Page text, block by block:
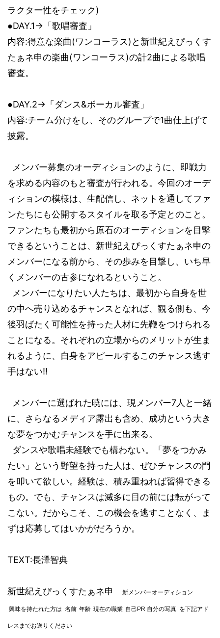
ラクター性をチェック)
●DAY.1→ 「歌唱審査」
内容:得意な楽曲 (ワンコーラス) と新世紀えぴっくす
たぁネ申の楽曲 (ワンコーラス)の計2曲による歌唱
審査。
●DAY.2→ 「ダンス&ボーカル審査」
内容:チーム分けをし、そのグループで1曲仕上げて
披露。
メンバー募集のオーディションのように、即戦力
を求める内容のもと審査が行われる。今回のオーデ
ィションの模様は、生配信し、ネットを通してファ
ンたちにも公開するスタイルを取る予定とのこと。
ファンたちも最初から原石のオーディションを目撃
できるということは、新世紀えぴっくすたぁネ申の
メンバーになる前から、その歩みを目撃し、いち早
くメンバーの古参になれるということ。
メンバーになりたい人たちは、最初から自身を世
の中へ売り込めるチャンスとなれば、観る側も、今
後羽ばたく可能性を持った人材に先鞭をつけられる
ことになる。それぞれの立場からのメリットが生ま
れるように、自身をアピールするこのチャンス逃す
手はない!!
メンバーに選ばれた暁には、現メンバー7人と一緒
に、さらなるメディア露出も含め、成功という大き
な夢をつかむチャンスを手に出来る。
ダンスや歌唱未経験でも構わない。「夢をつかみ
たい」という野望を持った人は、ぜひチャンスの門
を叩いて欲しい。経験は、積み重ねれば習得できる
もの。でも、チャンスは滅多に目の前には転がって
こない。だからこそ、この機会を逃すことなく、ま
ずは応募してはいかがだろうか。
TEXT:長澤智典
新世紀えぴっくすたぁネ申 新メンバーオーディション
興味を持たれた方は 名前 年齢 現在の職業 自己 PR 自分の写真 を下記アド
レスまでお送りください